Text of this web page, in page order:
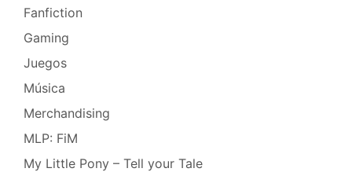
Fanfiction
Gaming
Juegos
Música
Merchandising
MLP: FiM
My Little Pony – Tell your Tale